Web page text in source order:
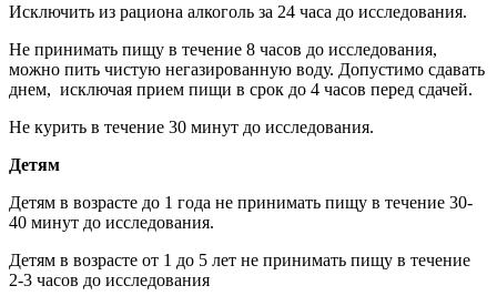
Исключить из рациона алкоголь за 24 часа до исследования.
Не принимать пищу в течение 8 часов до исследования,
можно пить чистую негазированную воду. Допустимо сдавать
днем, исключая прием пищи в срок до 4 часов перед сдачей.
Не курить в течение 30 минут до исследования.
Детям
Детям в возрасте до 1 года не принимать пищу в течение 30-
40 минут до исследования.
Детям в возрасте от 1 до 5 лет не принимать пищу в течение
2-3 часов до исследования